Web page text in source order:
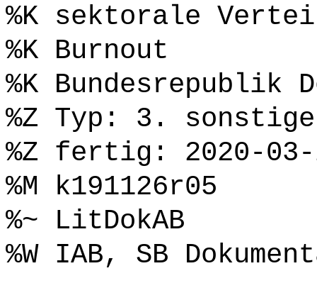
%K sektorale
%K Burnout
%K Bundesrepublik
%Z Typ: 3.
%Z fertig: 2020-03-
%M k191126r05
%~ LitDokAB
%W IAB, SB